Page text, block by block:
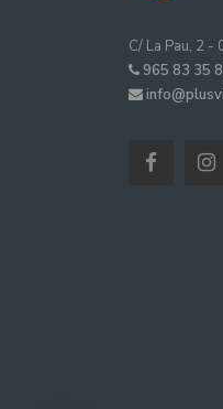
C/ La Pau, 2 -
965 83 35